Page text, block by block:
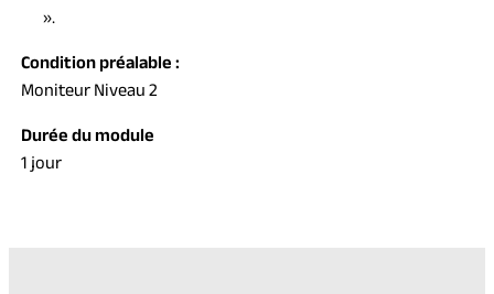
».
Condition préalable :
Moniteur Niveau 2
Durée du module
1 jour